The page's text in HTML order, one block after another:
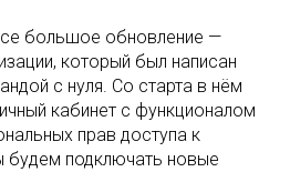
большое обновление —
который был написан
с нуля. Со старта в нём
кабинет с функционалом
прав доступа к
подключать новые